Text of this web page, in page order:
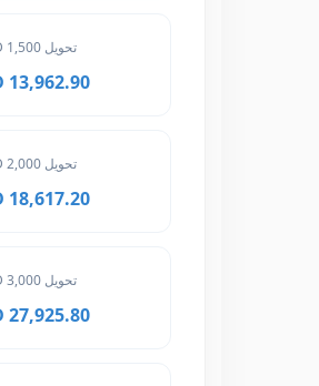
تحويل 1,500 USD
13,962.90 MAD
تحويل 2,000 USD
18,617.20 MAD
تحويل 3,000 USD
27,925.80 MAD